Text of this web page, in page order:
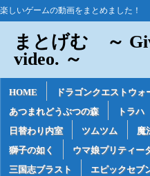
楽しいゲームの動画をまとめました！
まとげむ ～
video. ～
HOME ドラゴンクエストウォ
あつまれどうぶつの森
トラハ
日替わり内室
ツムツム 魔
獅子の如く
ウマ娘プリティー
三国志ブラスト
エピックセブ